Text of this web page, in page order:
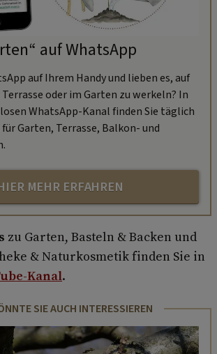
auf WhatsApp
auf Ihrem Handy und lieben es, auf
oder im Garten zu werkeln? In
WhatsApp-Kanal finden Sie täglich
Garten, Terrasse, Balkon- und
MEHR ERFAHREN
zu Garten, Basteln & Backen und
& Naturkosmetik finden Sie in
Kanal.
SIE AUCH INTERESSIEREN